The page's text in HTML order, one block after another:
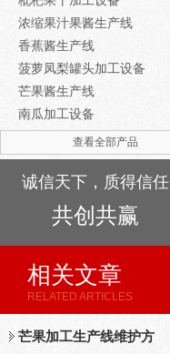
浓缩果汁果酱生产线
香蕉酱生产线
菠萝凤梨罐头加工设备
芒果酱生产线
南瓜加工设备
查看全部产品
诚信天下，质得信任
共创共赢
相关文章
RELATED ARTICLES
芒果加工生产线维护方